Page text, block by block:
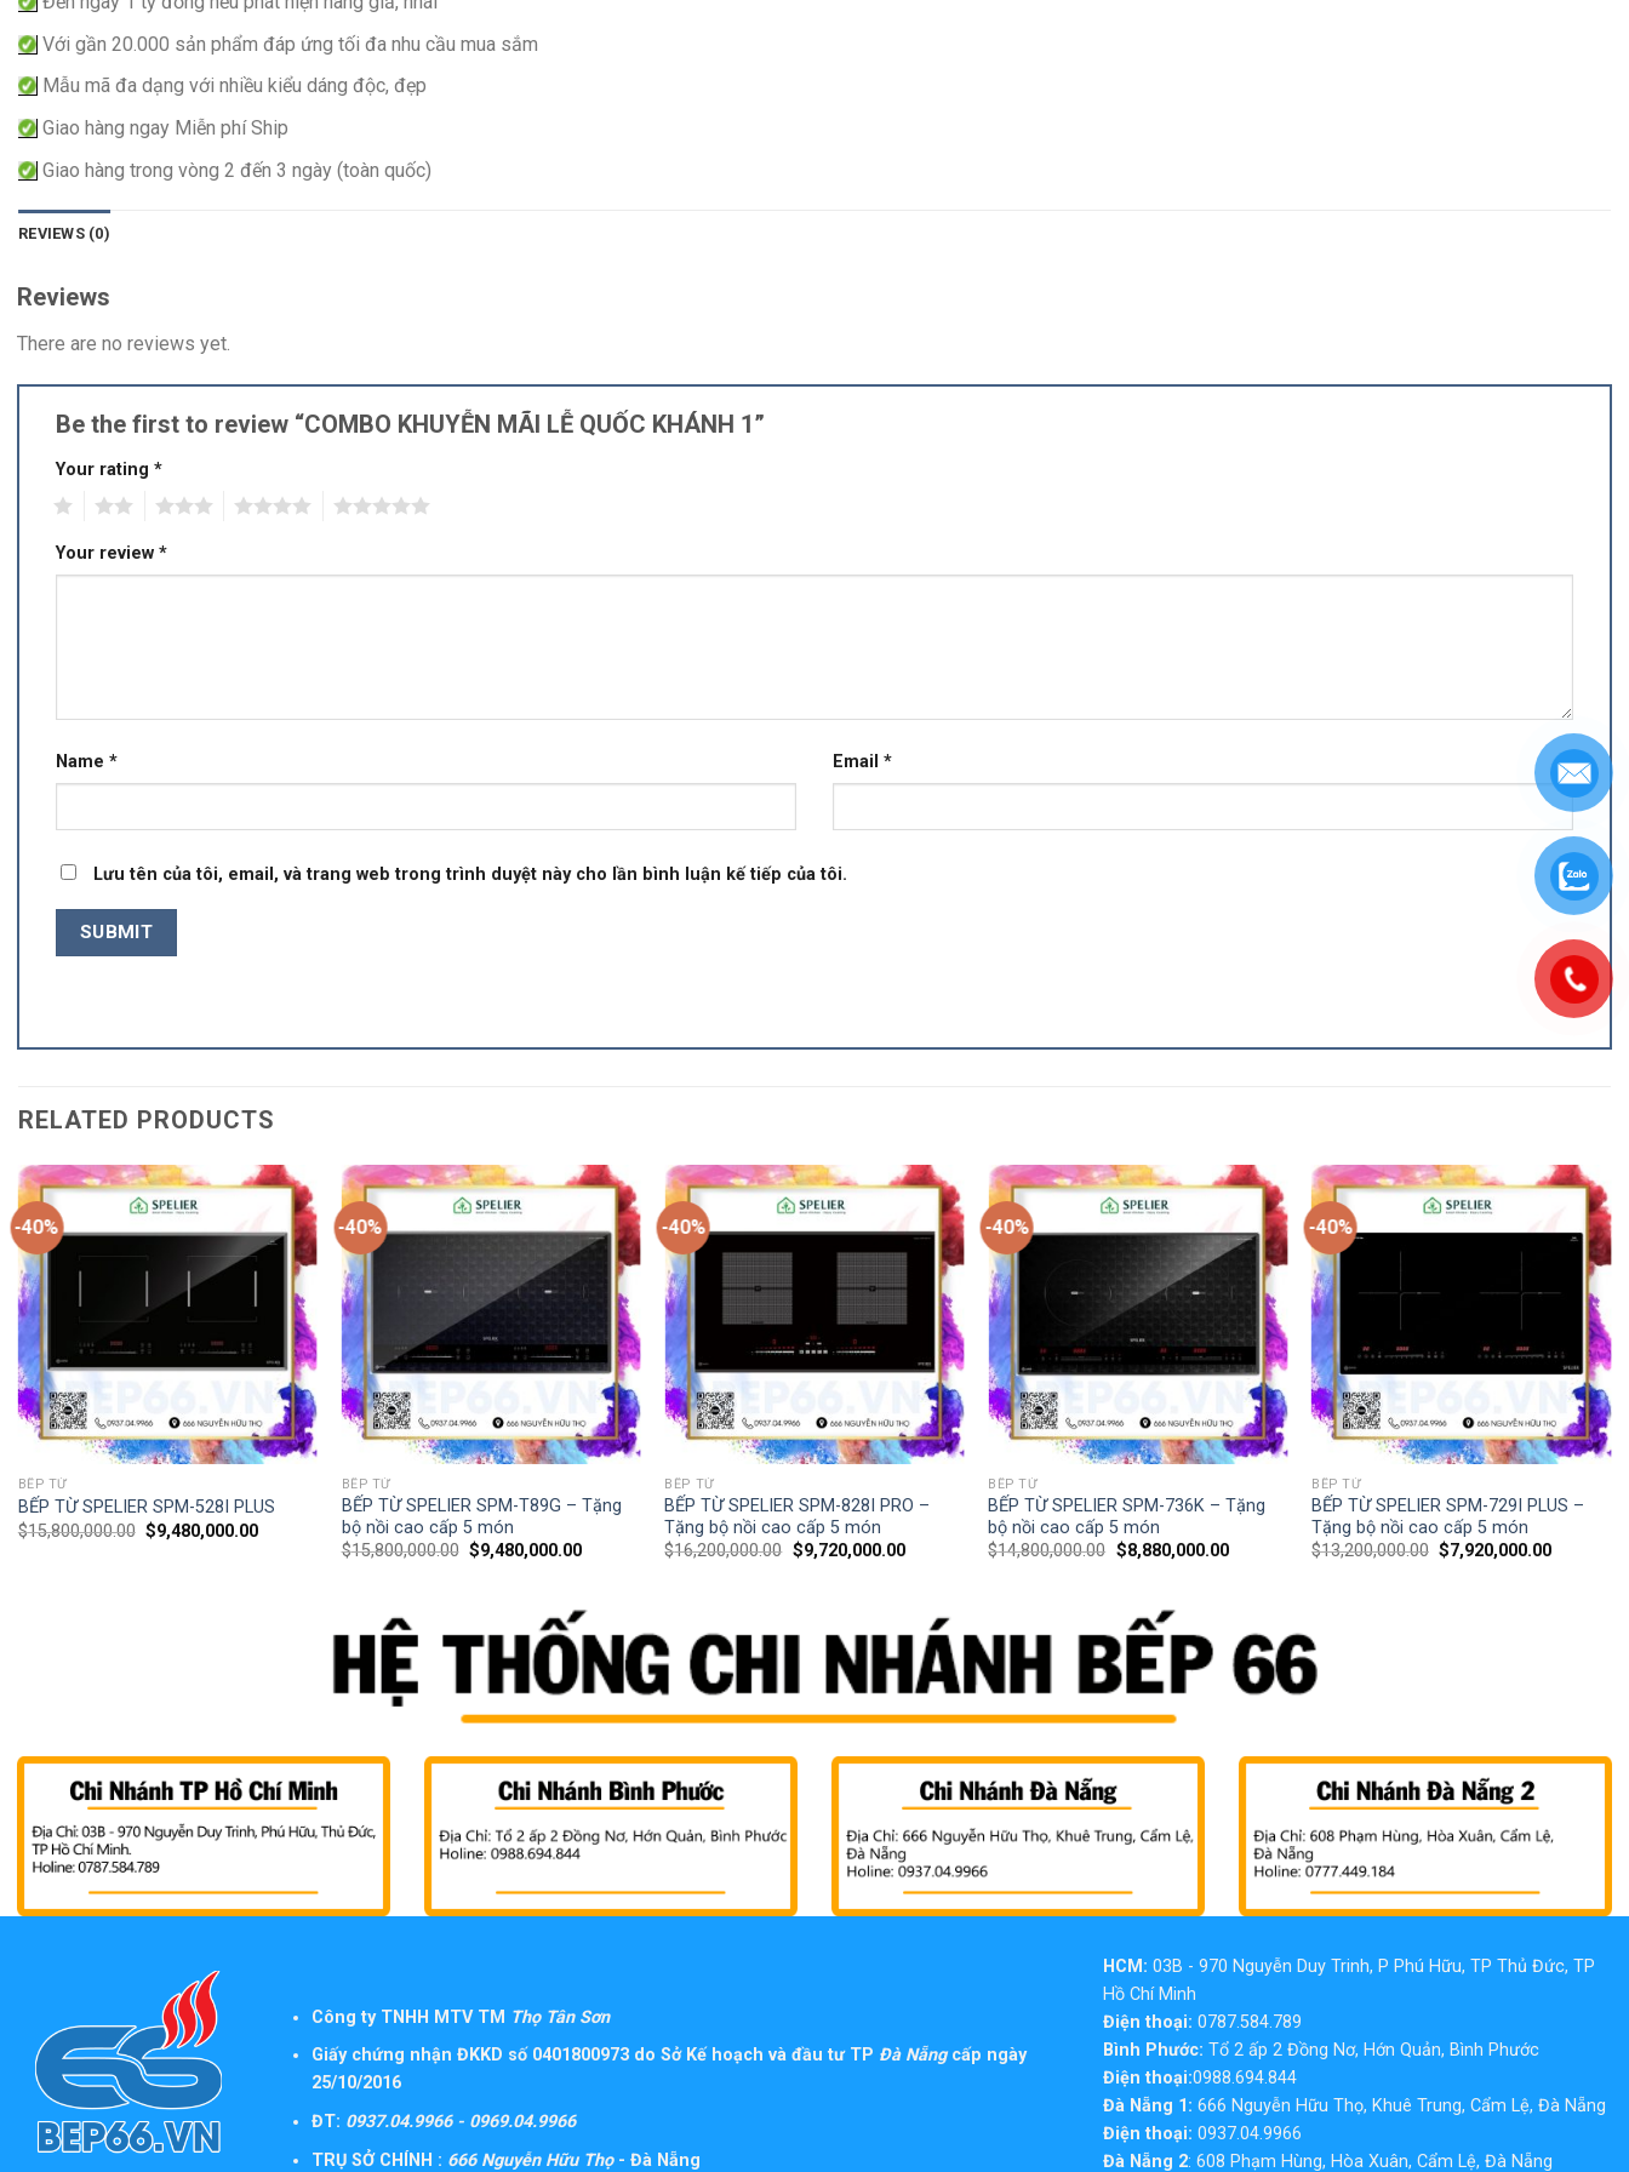
Với gần 20.000 sản phẩm đáp ứng tối đa nhu cầu mua sắm
Mẫu mã đa dạng với nhiều kiểu dáng độc, đẹp
Giao hàng ngay Miễn phí Ship
Giao hàng trong vòng 2 đến 3 ngày (toàn quốc)
REVIEWS (0)
Reviews
There are no reviews yet.
Be the first to review “COMBO KHUYỄN MÃI LỄ QUỐC KHÁNH 1”
Your rating *
Your review *
Name * Email *
Lưu tên của tôi, email, và trang web trong trình duyệt này cho lần bình luận kế tiếp của tôi.
RELATED PRODUCTS
-40%
BẾP TỪ
BẾP TỪ SPELIER SPM-528I PLUS
$15,800,000.00 $9,480,000.00
-40%
BẾP TỪ
BẾP TỪ SPELIER SPM-T89G – Tặng
bộ nồi cao cấp 5 món
$15,800,000.00 $9,480,000.00
-40%
BẾP TỪ
BẾP TỪ SPELIER SPM-828I PRO –
Tặng bộ nồi cao cấp 5 món
$16,200,000.00 $9,720,000.00
-40%
BẾP TỪ
BẾP TỪ SPELIER SPM-736K – Tặng
bộ nồi cao cấp 5 món
$14,800,000.00 $8,880,000.00
-40%
BẾP TỪ
BẾP TỪ SPELIER SPM-729I PLUS –
Tặng bộ nồi cao cấp 5 món
$13,200,000.00 $7,920,000.00
Công ty TNHH MTV TM Thọ Tân Sơn
Giấy chứng nhận ĐKKD số 0401800973 do Sở Kế hoạch và đầu tư TP Đà Nẵngcấp ngày
25/10/2016
ĐT: 0937.04.9966 - 0969.04.9966
TRỤ SỞ CHÍNH : 666 Nguyễn Hữu Thọ- Đà Nẵng
HCM: 03B - 970 Nguyễn Duy Trinh, P Phú Hữu, TP Thủ Đức, TP
Hồ Chí Minh
Điện thoại: 0787.584.789
Bình Phước: Tổ 2 ấp 2 Đồng Nơ, Hớn Quản, Bình Phước
Điện thoại:0988.694.844
Đà Nẵng 1: 666 Nguyễn Hữu Thọ, Khuê Trung, Cẩm Lệ, Đà Nẵng
Điện thoại: 0937.04.9966
Đà Nẵng 2: 608 Phạm Hùng, Hòa Xuân, Cẩm Lệ, Đà Nẵng